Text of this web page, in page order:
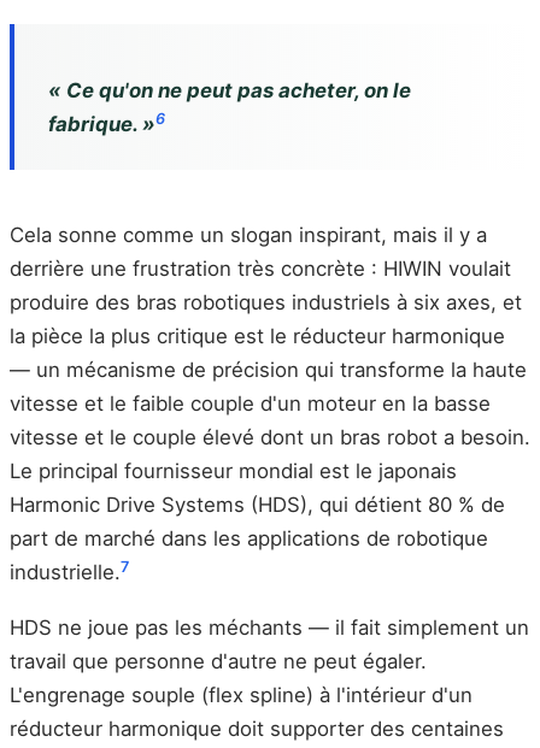
« Ce qu'on ne peut pas acheter, on le
fabrique. »6
Cela sonne comme un slogan inspirant, mais il y a
derrière une frustration très concrète : HIWIN voulait
produire des bras robotiques industriels à six axes, et
la pièce la plus critique est le réducteur harmonique
— un mécanisme de précision qui transforme la haute
vitesse et le faible couple d'un moteur en la basse
vitesse et le couple élevé dont un bras robot a besoin.
Le principal fournisseur mondial est le japonais
Harmonic Drive Systems (HDS), qui détient 80 % de
part de marché dans les applications de robotique
industrielle.7
HDS ne joue pas les méchants — il fait simplement un
travail que personne d'autre ne peut égaler.
L'engrenage souple (flex spline) à l'intérieur d'un
réducteur harmonique doit supporter des centaines